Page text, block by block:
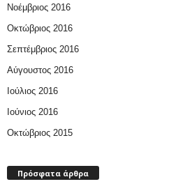
Νοέμβριος 2016
Οκτώβριος 2016
Σεπτέμβριος 2016
Αύγουστος 2016
Ιούλιος 2016
Ιούνιος 2016
Οκτώβριος 2015
Πρόσφατα άρθρα